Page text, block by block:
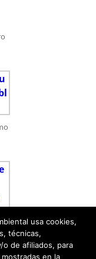
usa cookies,
técnicas,
o de afiliados, para
en la